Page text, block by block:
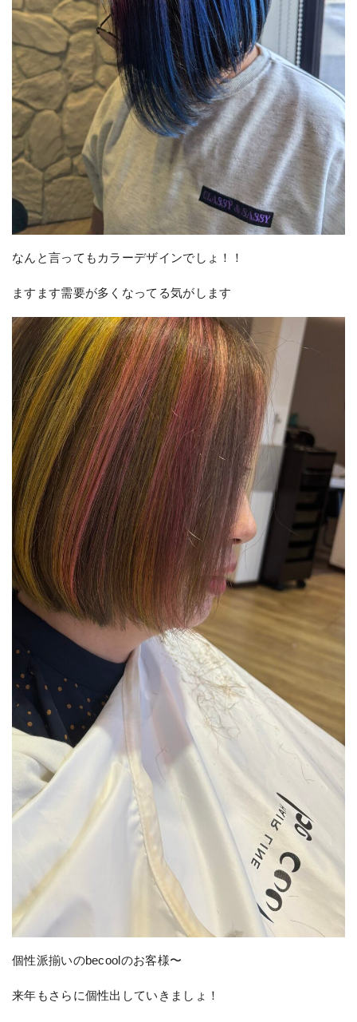
なんと言ってもカラーデザインでしょ！！
ますます需要が多くなってる気がします
個性派揃いのbecoolのお客様〜
来年もさらに個性出していきましょ！